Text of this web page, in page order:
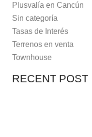
Plusvalía en Cancún
Sin categoría
Tasas de Interés
Terrenos en venta
Townhouse
RECENT POST